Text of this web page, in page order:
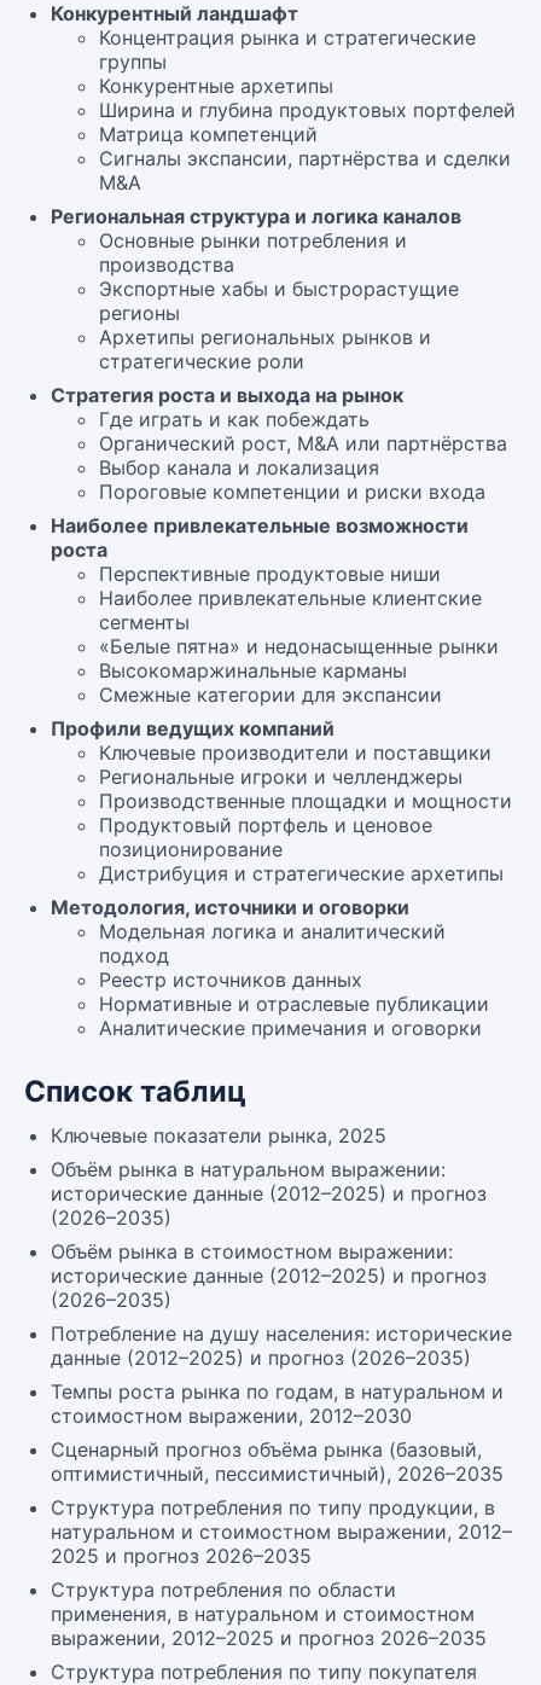
Конкурентный ландшафт
Концентрация рынка и стратегические
группы
Конкурентные архетипы
Ширина и глубина продуктовых портфелей
Матрица компетенций
Сигналы экспансии, партнёрства и сделки
M&A
Региональная структура и логика каналов
Основные рынки потребления и
производства
Экспортные хабы и быстрорастущие
регионы
Архетипы региональных рынков и
стратегические роли
Стратегия роста и выхода на рынок
Где играть и как побеждать
Органический рост, M&A или партнёрства
Выбор канала и локализация
Пороговые компетенции и риски входа
Наиболее привлекательные возможности
роста
Перспективные продуктовые ниши
Наиболее привлекательные клиентские
сегменты
«Белые пятна» и недонасыщенные рынки
Высокомаржинальные карманы
Смежные категории для экспансии
Профили ведущих компаний
Ключевые производители и поставщики
Региональные игроки и челленджеры
Производственные площадки и мощности
Продуктовый портфель и ценовое
позиционирование
Дистрибуция и стратегические архетипы
Методология, источники и оговорки
Модельная логика и аналитический
подход
Реестр источников данных
Нормативные и отраслевые публикации
Аналитические примечания и оговорки
Список таблиц
Ключевые показатели рынка, 2025
Объём рынка в натуральном выражении:
исторические данные (2012–2025) и прогноз
(2026–2035)
Объём рынка в стоимостном выражении:
исторические данные (2012–2025) и прогноз
(2026–2035)
Потребление на душу населения: исторические
данные (2012–2025) и прогноз (2026–2035)
Темпы роста рынка по годам, в натуральном и
стоимостном выражении, 2012–2030
Сценарный прогноз объёма рынка (базовый,
оптимистичный, пессимистичный), 2026–2035
Структура потребления по типу продукции, в
натуральном и стоимостном выражении, 2012–
2025 и прогноз 2026–2035
Структура потребления по области
применения, в натуральном и стоимостном
выражении, 2012–2025 и прогноз 2026–2035
Структура потребления по типу покупателя